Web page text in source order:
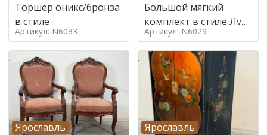
Торшер оникс/бронза
в стиле
Артикул: N6033
Большой мягкий
комплект в стиле Луи
в стиле
Артикул: N6029
Ярославль
Ярославль